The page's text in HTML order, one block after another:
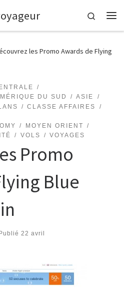
Search
les Promo Awards de Flying
DU SUD
ASIE
CLASSE AFFAIRES
MOYEN ORIENT
VOLS VOYAGES
Promo
Blue
22 avril